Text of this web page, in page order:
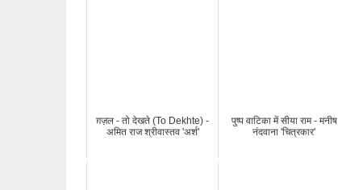
ग़ज़ल - तो देखते (To Dekhte) -
अमित राज श्रीवास्तव 'अर्श'
पुष्प वाटिका में सीया राम - मनीष
नंदवाना 'चित्रकार'